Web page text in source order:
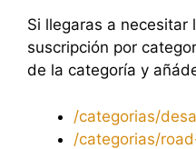
Si llegaras a necesitar
suscripción por
de la categoría y
/categorias/
/categorias/